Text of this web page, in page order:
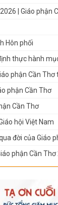
| Giáo phận
Hôn phối
thực hành
phận Cần
phận Cần Thơ
Cần Thơ
hội Việt Nam
đời của Giáo
phận Cần Thơ